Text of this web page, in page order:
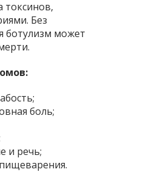
токсинов,
Без
ботулизм может
боль;
и речь;